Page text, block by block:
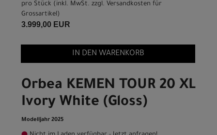
pro Stück (inkl. MwSt. zzgl. Versandkosten für
Grossartikel )
3.999,00 EUR
IN DEN WARENKORB
Orbea KEMEN TOUR 20 XL
Ivory White (Gloss)
Modelljahr 2025